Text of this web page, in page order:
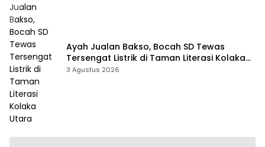
Ayah Jualan Bakso, Bocah SD Tewas
Tersengat Listrik di Taman Literasi Kolaka
Utara
3 Agustus 2026